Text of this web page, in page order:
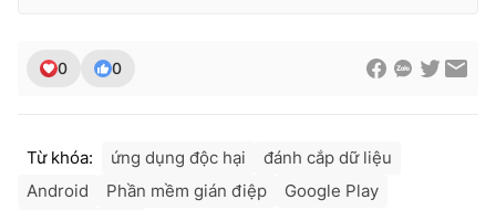
0 0
Từ khóa: ứng dụng độc hại
đánh cắp dữ liệu
Android
Phần mềm gián điệp
Google Play